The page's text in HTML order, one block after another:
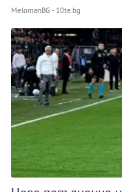
MelomanBG - 10te.bg